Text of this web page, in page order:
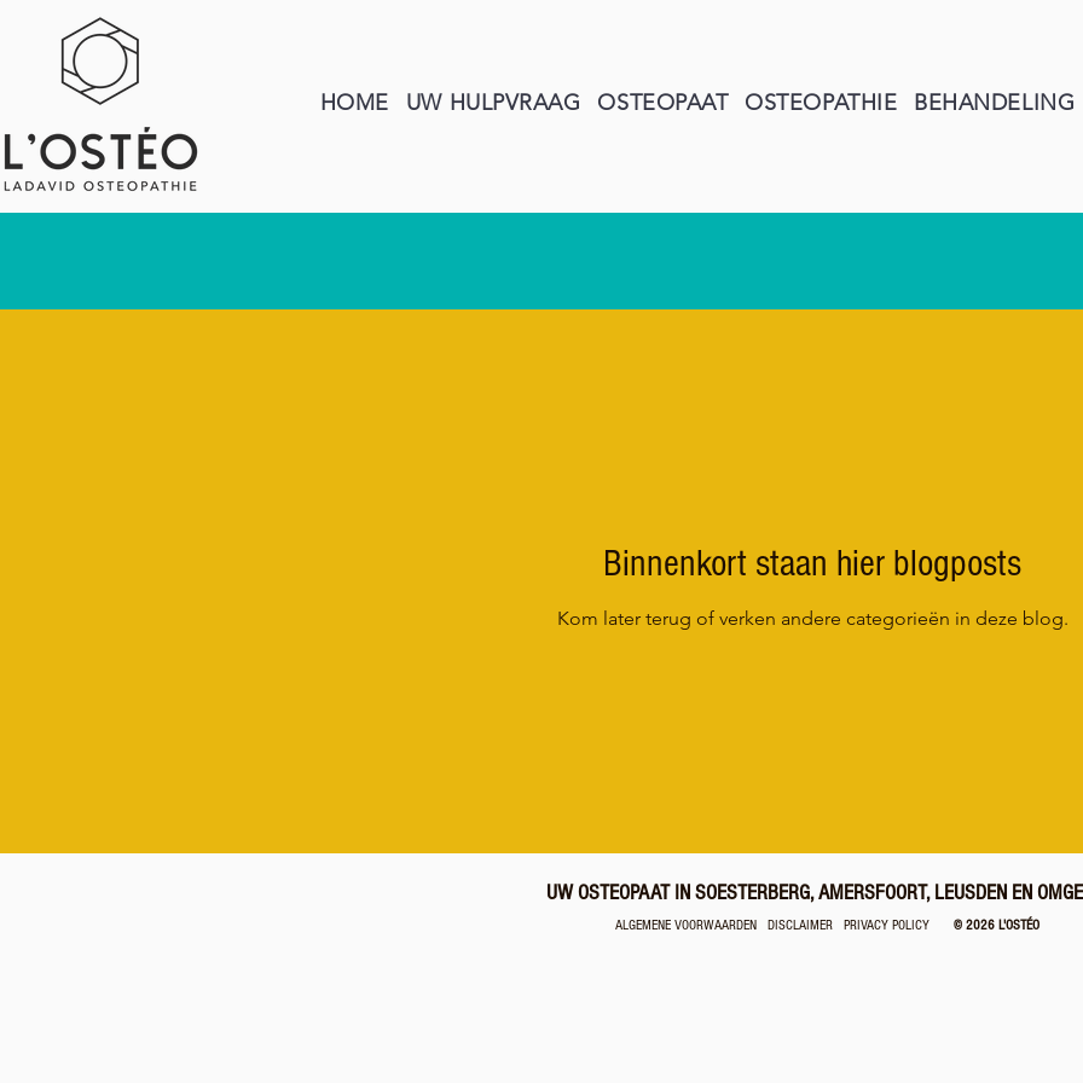
HOME UW HULPVRAAG OSTEOPAAT OSTEOPATHIE BEHANDELING
Binnenkort staan hier blogposts
Kom later terug of verken andere categorieën in deze blog.
UW OSTEOPAAT IN SOESTERBERG, AMERSFOORT, LEUSDEN EN
ALGEMENE VOORWAARDEN DISCLAIMER PRIVACY POLICY © 2026 L'OSTÉO